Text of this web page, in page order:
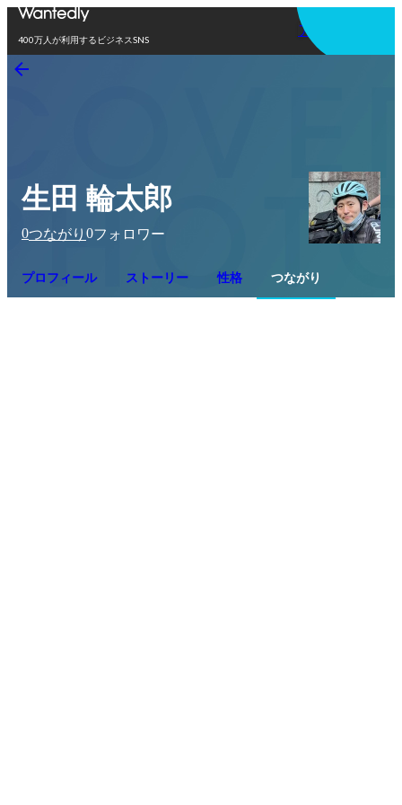
400万人が利用するビジネスSNS
アプリを使う
生田 輪太郎
0つながり 0フォロワー
プロフィール ストーリー 性格 つながり